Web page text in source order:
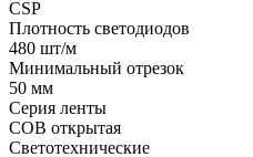
CSP
Плотность светодиодов
480 шт/м
Минимальный отрезок
50 мм
Серия ленты
COB открытая
Светотехнические